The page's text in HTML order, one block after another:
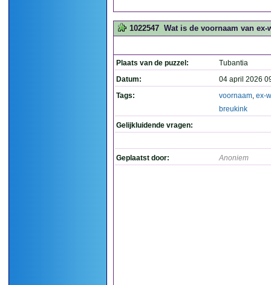
1022547 Wat is de voornaam van
Plaats van de puzzel:
Tubantia
Datum:
04 april 2026
Tags:
voornaam, ex-
breukink
Gelijkluidende vragen:
Geplaatst door: Anoniem